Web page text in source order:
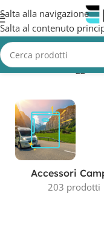
Salta alla navigazione
Salta al contenuto
Home/Prodotti taggati
Accessori
203 prodotti